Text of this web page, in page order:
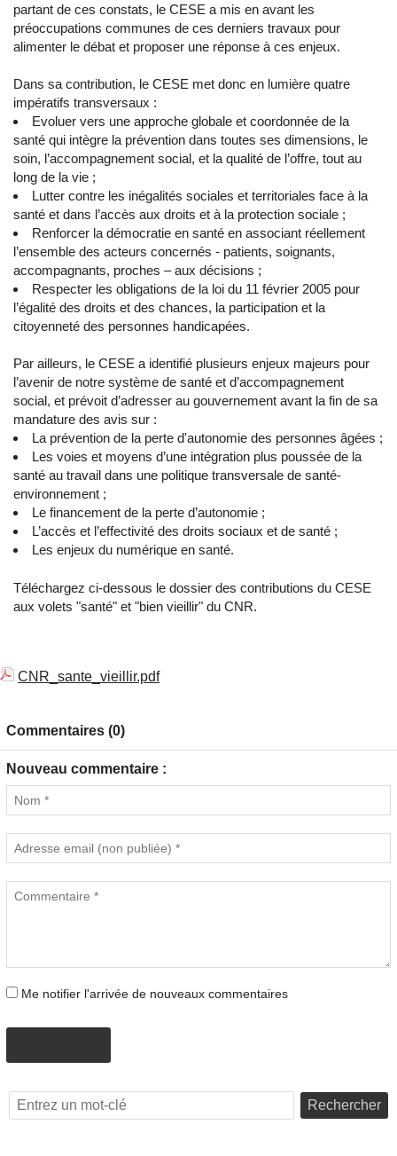
partant de ces constats, le CESE a mis en avant les
préoccupations communes de ces derniers travaux pour
alimenter le débat et proposer une réponse à ces enjeux.
Dans sa contribution, le CESE met donc en lumière quatre
impératifs transversaux :
Evoluer vers une approche globale et coordonnée de la
santé qui intègre la prévention dans toutes ses dimensions, le
soin, l’accompagnement social, et la qualité de l’offre, tout au
long de la vie ;
Lutter contre les inégalités sociales et territoriales face à la
santé et dans l’accès aux droits et à la protection sociale ;
Renforcer la démocratie en santé en associant réellement
l’ensemble des acteurs concernés - patients, soignants,
accompagnants, proches – aux décisions ;
Respecter les obligations de la loi du 11 février 2005 pour
l’égalité des droits et des chances, la participation et la
citoyenneté des personnes handicapées.
Par ailleurs, le CESE a identifié plusieurs enjeux majeurs pour
l’avenir de notre système de santé et d’accompagnement
social, et prévoit d’adresser au gouvernement avant la fin de sa
mandature des avis sur :
La prévention de la perte d'autonomie des personnes âgées ;
Les voies et moyens d’une intégration plus poussée de la
santé au travail dans une politique transversale de santé-
environnement ;
Le financement de la perte d’autonomie ;
L’accès et l’effectivité des droits sociaux et de santé ;
Les enjeux du numérique en santé.
Téléchargez ci-dessous le dossier des contributions du CESE
aux volets "santé" et "bien vieillir" du CNR.
CNR_sante_vieillir.pdf
Commentaires (0)
Nouveau commentaire :
Me notifier l'arrivée de nouveaux commentaires
Rechercher